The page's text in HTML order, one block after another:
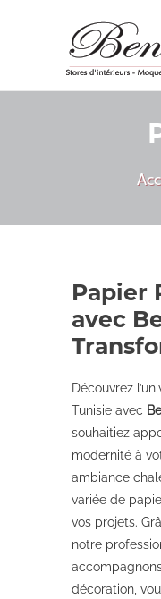
Papier
avec
Découvrez
Tunisie avec
souhaitiez
modernité à
ambiance
variée de
vos projets.
notre
décoration,